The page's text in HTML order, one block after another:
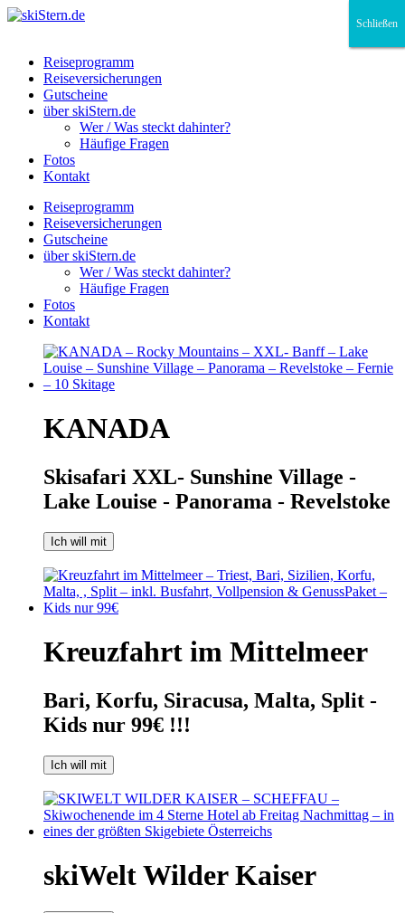
Reiseprogramm
Reiseversicherungen
Gutscheine
über skiStern.de
Wer / Was steckt dahinter?
Häufige Fragen
Fotos
Kontakt
Reiseprogramm
Reiseversicherungen
Gutscheine
über skiStern.de
Wer / Was steckt dahinter?
Häufige Fragen
Fotos
Kontakt
KANADA
Skisafari XXL- Sunshine Village -
Lake Louise - Panorama - Revelstoke
Ich will mit
Kreuzfahrt im Mittelmeer
Bari, Korfu, Siracusa, Malta, Split -
Kids nur 99€ !!!
Ich will mit
skiWelt Wilder Kaiser
Schließen
Schließen
Schließen